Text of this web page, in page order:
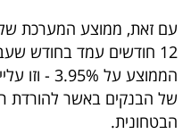
דרושים
ניוזלטרים
הממוצע על
של הבנקים באשר להורדת
הבטחונית.